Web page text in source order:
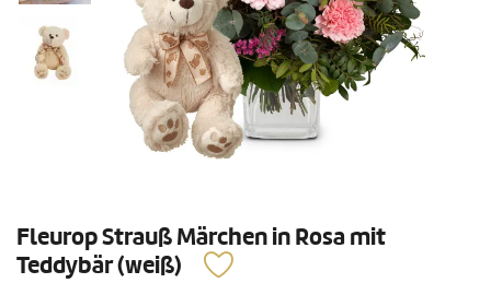
Fleurop Strauß Märchen in Rosa mit
Teddybär (weiß)